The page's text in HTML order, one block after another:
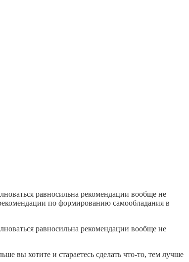
равносильна рекомендации вообще не
по формированию самообладания в
равносильна рекомендации вообще не
вы хотите и стараетесь сделать что-то, тем лучше